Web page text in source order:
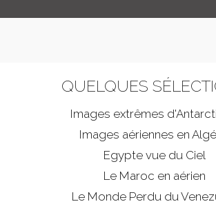
QUELQUES
Images extrêmes d'
Images aériennes en
Egypte vue du Ciel
Le Maroc en aérien
Le Monde Perdu du